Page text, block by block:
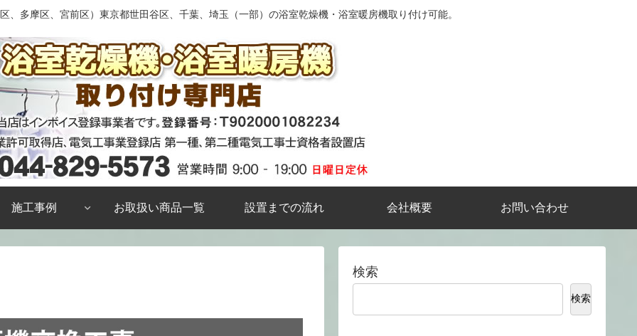
、多摩区、宮前区）東京都世田谷区、千葉、埼玉（一部）の浴室乾燥機・浴室暖房機取り付け可能。
施工事例 お取扱い商品一覧 設置までの流れ 会社概要 お問い合わせ
検索
検索